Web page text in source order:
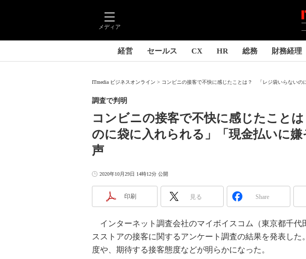
メディア
経営 セールス CX HR 総務 財務経理
ITmedia ビジネスオンライン コンビニの接客で不快に感じたことは？ 「レジ袋いらないの
コンビニの接客で不快に感じたこと
のに袋に入れられる」「現金払いに
声
調査で判明
2020年10月29日 14時12分 公開
印刷 見る Share
インターネット調査会社のマイボイスコム（東京都千代
スストアの接客に関するアンケート調査の結果を発表し
度や、期待する接客態度などが明らかになった。